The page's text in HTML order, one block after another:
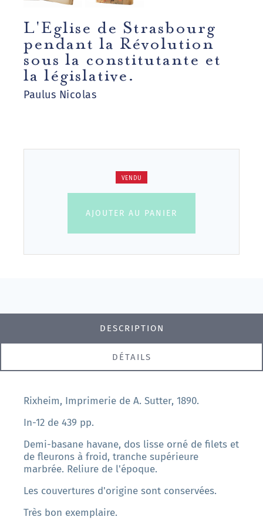
L'Eglise de Strasbourg
pendant la Révolution
sous la constitutante et
la législative.
Paulus Nicolas
VENDU
AJOUTER AU PANIER
DESCRIPTION
DÉTAILS
Rixheim, Imprimerie de A. Sutter, 1890.
In-12 de 439 pp.
Demi-basane havane, dos lisse orné de filets et
de fleurons à froid, tranche supérieure
marbrée. Reliure de l'époque.
Les couvertures d'origine sont conservées.
Très bon exemplaire.